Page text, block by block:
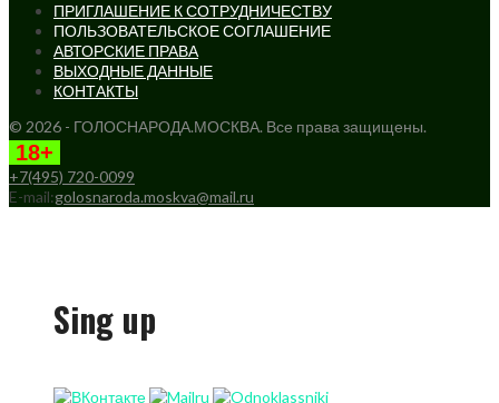
ПРИГЛАШЕНИЕ К СОТРУДНИЧЕСТВУ
ПОЛЬЗОВАТЕЛЬСКОЕ СОГЛАШЕНИЕ
АВТОРСКИЕ ПРАВА
ВЫХОДНЫЕ ДАННЫЕ
КОНТАКТЫ
© 2026 - ГОЛОСНАРОДА.МОСКВА. Все права защищены.
18+
+7(495) 720-0099
E-mail:golosnaroda.moskva@mail.ru
Sing up